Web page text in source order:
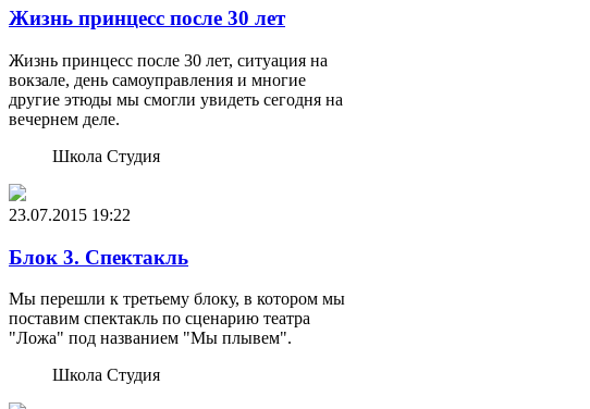
Жизнь принцесс после 30 лет
Жизнь принцесс после 30 лет, ситуация на
вокзале, день самоуправления и многие
другие этюды мы смогли увидеть сегодня на
вечернем деле.
Школа Студия
23.07.2015 19:22
Блок 3. Спектакль
Мы перешли к третьему блоку, в котором мы
поставим спектакль по сценарию театра
"Ложа" под названием "Мы плывем".
Школа Студия